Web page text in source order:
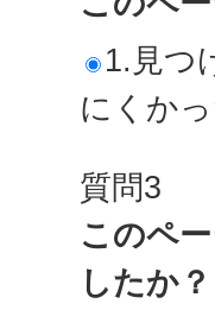
1.見つ
にくか
質問3
このペ
したか？